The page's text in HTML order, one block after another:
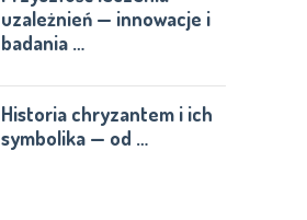
uzależnień — innowacje i
badania …
Historia chryzantem i ich
symbolika — od …